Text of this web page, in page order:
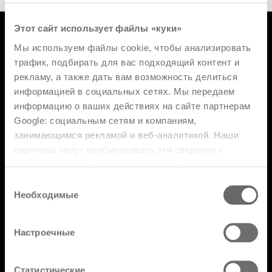
Этот сайт использует файлы «куки»
Мы используем файлы cookie, чтобы анализировать
трафик, подбирать для вас подходящий контент и
рекламу, а также дать вам возможность делиться
информацией в социальных сетях. Мы передаем
информацию о ваших действиях на сайте партнерам
Google: социальным сетям и компаниям,
занимающимся рекламой и веб-аналитикой. Наши
вами их сервисов.
согласия
Необходимые
Настроечные
Продукция
Дизайнер
Кaтaлoги
FAQ
Раздел с ограниченным доступом